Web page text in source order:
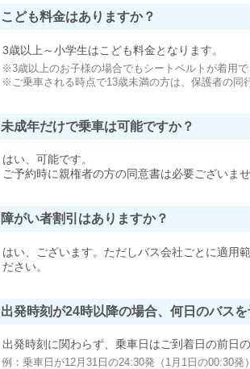
こども料金はありますか？
3歳以上～小学生はこども料金となります。
※3歳以上のお子様の場合でもシートベルトが着用で
※ご乗車される時点で13歳未満の方は、保護者の同
未成年だけで乗車は可能ですか？
はい、可能です。
ご予約時に親権者の方の同意書は必要ございま
障がい者割引はありますか？
はい、ございます。ただしバス会社ごとに適用
ださい。
出発時刻が24時以降の場合、何日のバス
出発時刻に関わらず、乗車日はご到着日の前日
例：乗車日が12月31日の24:30発（1月1日の00:30発